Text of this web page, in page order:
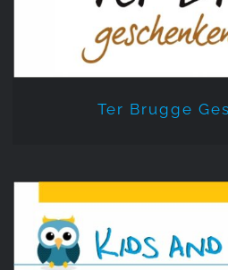
Ter Brugge